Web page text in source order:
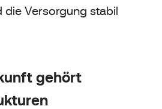
die Versorgung stabil
gehört